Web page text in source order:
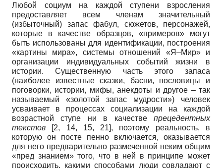
Любой социум на каждой ступени взросления
предоставляет всем членам значительный
(избыточный) запас фабул, сюжетов, персонажей,
которые в качестве образцов, «примеров» могут
быть использованы для идентификации, построения
«картины мира», системы отношений «Я–Мир» и
организации индивидуальных событий жизни в
истории. Существенную часть этого запаса
(наиболее известные сказки, басни, пословицы и
поговорки, истории, мифы, анекдоты и другое – так
называемый «золотой запас мудрости») человек
усваивает в процессах социализации на каждой
возрастной ступе ни в качестве прецедентных
текстов [2, 14, 15, 21], поэтому реальность, в
которую он посте пенно включается, оказывается
для него предварительно размеченной неким общим
«пред знанием» того, что в ней в принципе может
происходить, какими способами люди совладают с